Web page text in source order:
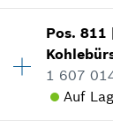
In
In
Pos.811
1 607
Auf